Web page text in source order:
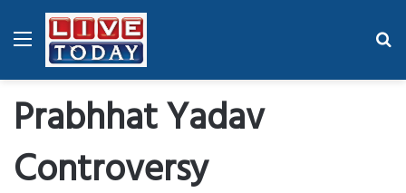
Menu
Prabhhat Yadav
Controversy